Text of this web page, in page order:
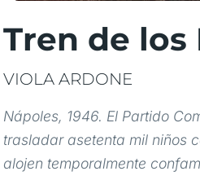
Tren de los
VIOLA ARDONE
Nápoles, 1946. El Partido
trasladar asetenta mil niños
alojen temporalmente